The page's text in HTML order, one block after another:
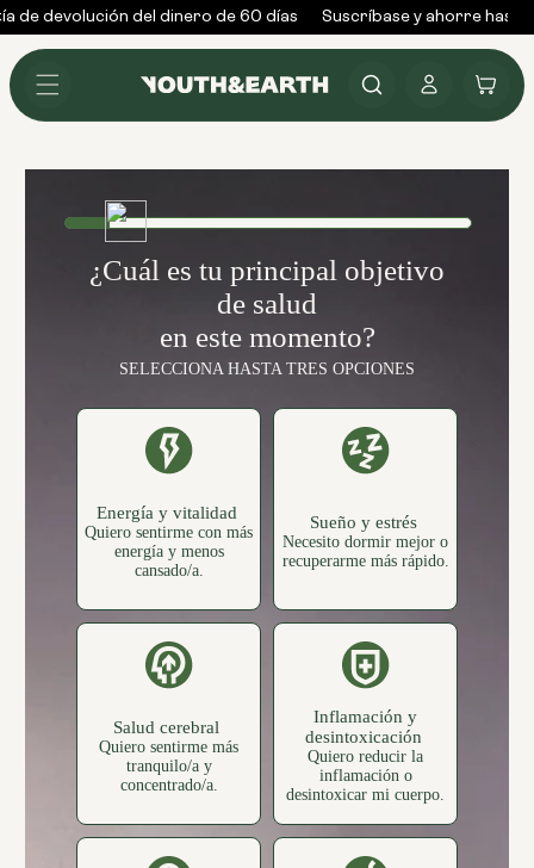
Ir al
contenido
de devolución del dinero de 60 días Suscríbase y ahorre hasta
ConectarseCarrito